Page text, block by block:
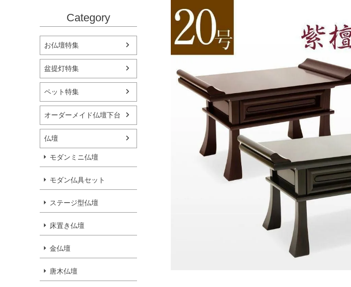
Category
お仏壇特集
盆提灯特集
ペット特集
オーダーメイド仏壇下台
仏壇
モダンミニ仏壇
モダン仏具セット
ステージ型仏壇
床置き仏壇
金仏壇
唐木仏壇